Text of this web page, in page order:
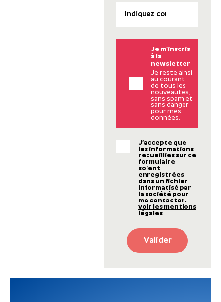
Je m’inscris
à la
newsletter
Je reste ainsi
au courant
de tous les
nouveautés,
sans spam et
sans danger
pour mes
données.
J’accepte que
les informations
recueillies sur ce
formulaire
soient
enregistrées
dans un fichier
informatisé par
la société pour
me contacter.
voir les mentions
légales
Valider